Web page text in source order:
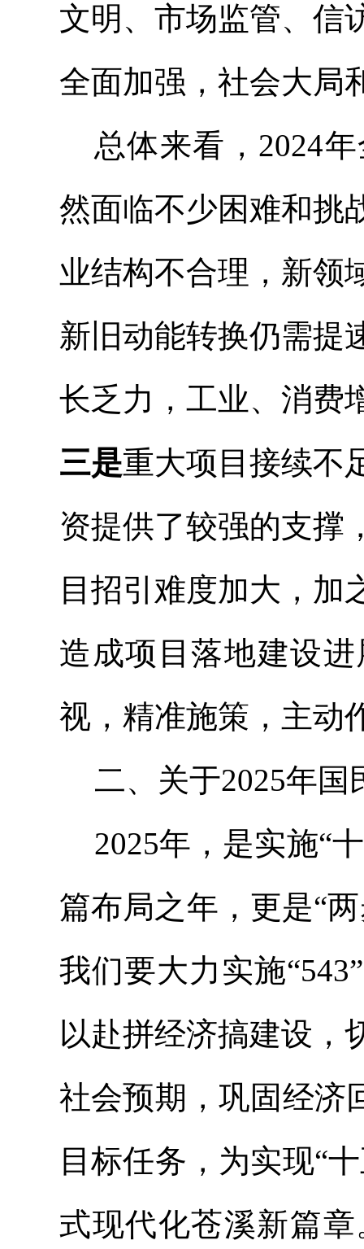
文明、市场监管、信
全面加强，社会大局
总体来看， 2024
然面临不少困难和挑
业结构不合理，新领
新旧动能转换仍需提
长乏力，工业、消费
三是重大项目接续不
资提供了较强的支撑
目招引难度加大，加
造成项目落地建设
视，精准施策，主动
二、关于2025年国
2025年，是实施“
篇布局之年，更是“
我们要大力实施
以赴拼经济搞建设，
社会预期，巩固经济
目标任务，为实现“
式现代化苍溪新篇